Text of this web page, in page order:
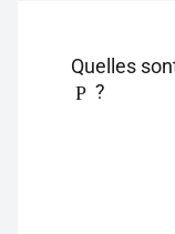
Pour
Quelles
P ?